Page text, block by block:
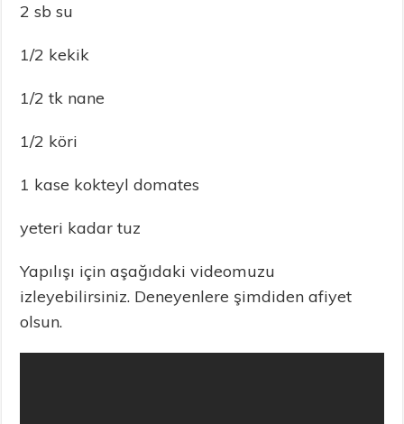
2 sb su
1/2 kekik
1/2 tk nane
1/2 köri
1 kase kokteyl domates
yeteri kadar tuz
Yapılışı için aşağıdaki videomuzu
izleyebilirsiniz. Deneyenlere şimdiden afiyet
olsun.